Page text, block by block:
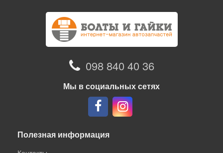
098 840 40 36
Мы в социальных сетях
Полезная информация